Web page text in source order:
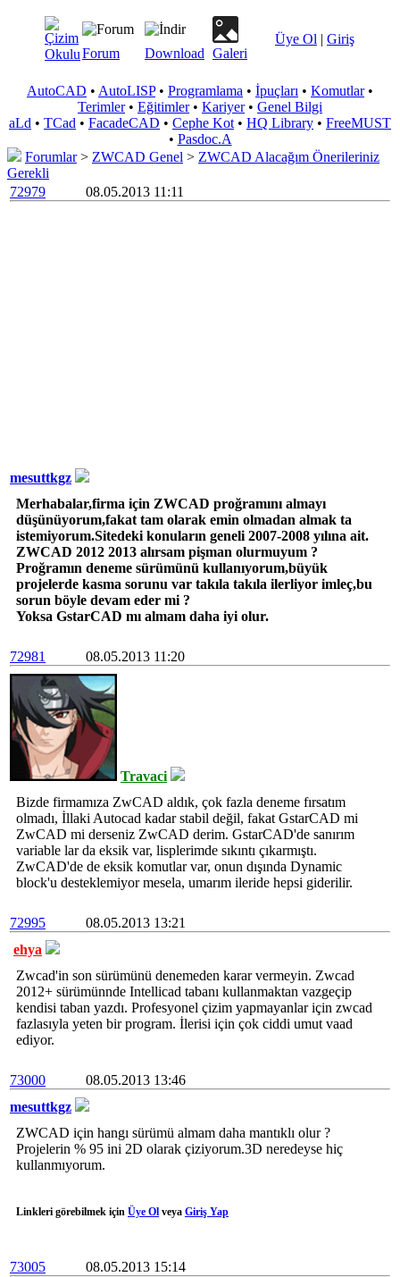
Üye Ol | Giriş
Forum
Download Galeri
AutoCAD • AutoLISP• Programlama • İpuçları • Komutlar•
Terimler• Eğitimler• Kariyer• Genel Bilgi
aLd • TCad • FacadeCAD • Cephe Kot • HQ Library • FreeMUST
• Pasdoc.A
Forumlar> ZWCAD Genel > ZWCAD Alacağım Önerileriniz
Gerekli
72979
08.05.2013 11:11
mesuttkgz
Merhabalar,firma için ZWCAD proğramını almayı
düşünüyorum,fakat tam olarak emin olmadan almak ta
istemiyorum.Sitedeki konuların geneli 2007-2008 yılına ait.
ZWCAD 2012 2013 alırsam pişman olurmuyum ?
Proğramın deneme sürümünü kullanıyorum,büyük
projelerde kasma sorunu var takıla takıla ilerliyor imleç,bu
sorun böyle devam eder mi ?
Yoksa GstarCAD mı almam daha iyi olur.
72981 08.05.2013 11:20
Travaci
Bizde firmamıza ZwCAD aldık, çok fazla deneme fırsatım
olmadı, İllaki Autocad kadar stabil değil, fakat GstarCAD mi
ZwCAD mi derseniz ZwCAD derim. GstarCAD'de sanırım
variable lar da eksik var, lisplerimde sıkıntı çıkarmıştı.
ZwCAD'de de eksik komutlar var, onun dışında Dynamic
block'u desteklemiyor mesela, umarım ileride hepsi giderilir.
72995
08.05.2013 13:21
ehya
Zwcad'in son sürümünü denemeden karar vermeyin. Zwcad
2012+ sürümünnde Intellicad tabanı kullanmaktan vazgeçip
kendisi taban yazdı. Profesyonel çizim yapmayanlar için zwcad
fazlasıyla yeten bir program. İlerisi için çok ciddi umut vaad
ediyor.
73000
08.05.2013 13:46
mesuttkgz
ZWCAD için hangı sürümü almam daha mantıklı olur ?
Projelerin % 95 ini 2D olarak çiziyorum.3D neredeyse hiç
kullanmıyorum.
Linkleri görebilmek için Üye Ol veya Giriş Yap
73005
08.05.2013 15:14